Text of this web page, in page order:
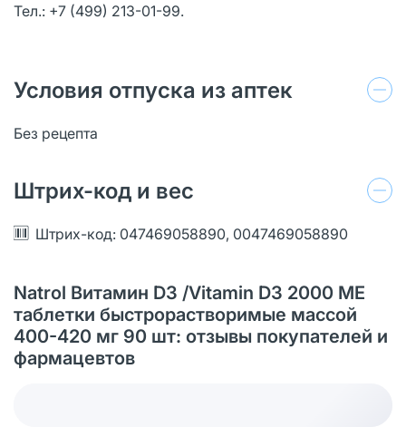
Тел.: +7 (499) 213-01-99.
Условия отпуска из аптек
Без рецепта
Штрих-код и вес
Штрих-код: 047469058890, 0047469058890
Natrol Витамин D3 /Vitamin D3 2000 ME
таблетки быстрорастворимые массой
400-420 мг 90 шт: отзывы покупателей и
фармацевтов